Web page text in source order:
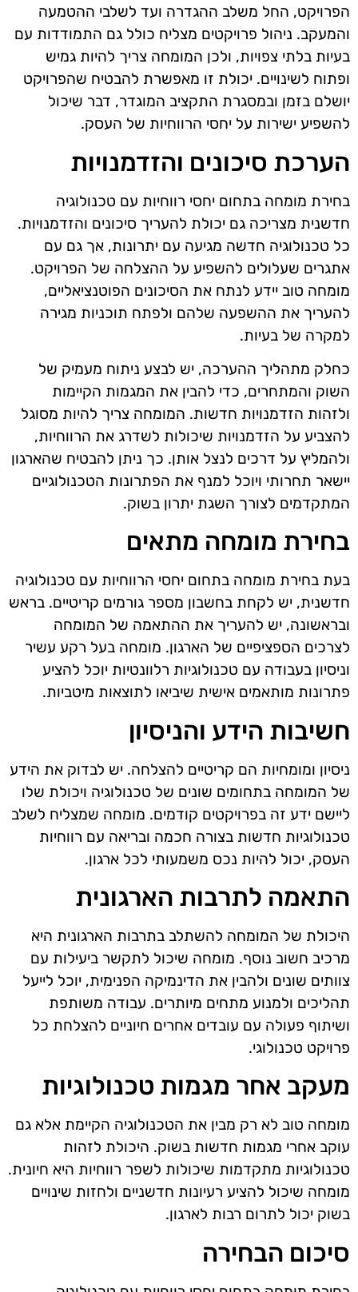
הפרויקט, החל משלב ההגדרה ועד לשלבי ההטמעה
והמעקב. ניהול פרויקטים מצליח כולל גם התמודדות עם
בעיות בלתי צפויות, ולכן המומחה צריך להיות גמיש
ופתוח לשינויים. יכולת זו מאפשרת להבטיח שהפרויקט
יושלם בזמן ובמסגרת התקציב המוגדר, דבר שיכול
להשפיע ישירות על יחסי הרווחיות של העסק.
הערכת סיכונים והזדמנויות
בחירת מומחה בתחום יחסי רווחיות עם טכנולוגיה
חדשנית מצריכה גם יכולת להעריך סיכונים והזדמנויות.
כל טכנולוגיה חדשה מגיעה עם יתרונות, אך גם עם
אתגרים שעלולים להשפיע על ההצלחה של הפרויקט.
מומחה טוב יידע לנתח את הסיכונים הפוטנציאליים,
להעריך את ההשפעה שלהם ולפתח תוכניות מגירה
למקרה של בעיות.
כחלק מתהליך ההערכה, יש לבצע ניתוח מעמיק של
השוק והמתחרים, כדי להבין את המגמות הקיימות
ולזהות הזדמנויות חדשות. המומחה צריך להיות מסוגל
להצביע על הזדמנויות שיכולות לשדרג את הרווחיות,
ולהמליץ על דרכים לנצל אותן. כך ניתן להבטיח שהארגון
יישאר תחרותי ויוכל למנף את הפתרונות הטכנולוגיים
המתקדמים לצורך השגת יתרון בשוק.
בחירת מומחה מתאים
בעת בחירת מומחה בתחום יחסי הרווחיות עם טכנולוגיה
חדשנית, יש לקחת בחשבון מספר גורמים קריטיים. בראש
ובראשונה, יש להעריך את ההתאמה של המומחה
לצרכים הספציפיים של הארגון. מומחה בעל רקע עשיר
וניסיון בעבודה עם טכנולוגיות רלוונטיות יוכל להציע
פתרונות מותאמים אישית שיביאו לתוצאות מיטביות.
חשיבות הידע והניסיון
ניסיון ומומחיות הם קריטיים להצלחה. יש לבדוק את הידע
של המומחה בתחומים שונים של טכנולוגיה ויכולת שלו
ליישם ידע זה בפרויקטים קודמים. מומחה שמצליח לשלב
טכנולוגיות חדשות בצורה חכמה ובריאה עם רווחיות
העסק, יכול להיות נכס משמעותי לכל ארגון.
התאמה לתרבות הארגונית
היכולת של המומחה להשתלב בתרבות הארגונית היא
מרכיב חשוב נוסף. מומחה שיכול לתקשר ביעילות עם
צוותים שונים ולהבין את הדינמיקה הפנימית, יוכל לייעל
תהליכים ולמנוע מתחים מיותרים. עבודה משותפת
ושיתוף פעולה עם עובדים אחרים חיוניים להצלחת כל
פרויקט טכנולוגי.
מעקב אחר מגמות טכנולוגיות
מומחה טוב לא רק מבין את הטכנולוגיה הקיימת אלא גם
עוקב אחרי מגמות חדשות בשוק. היכולת לזהות
טכנולוגיות מתקדמות שיכולות לשפר רווחיות היא חיונית.
מומחה שיכול להציע רעיונות חדשניים ולחזות שינויים
בשוק יכול לתרום רבות לארגון.
סיכום הבחירה